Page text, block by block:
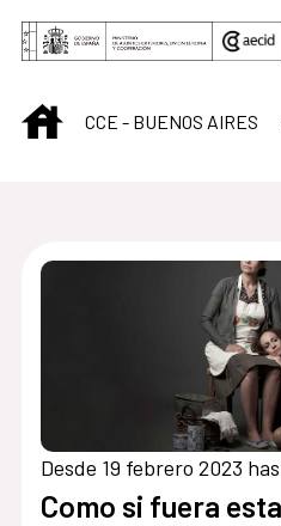
Saltar al contenido principal
INICIOCCE - BUENOS AIRES
Desde 19 febrero 2023
Como si fuera